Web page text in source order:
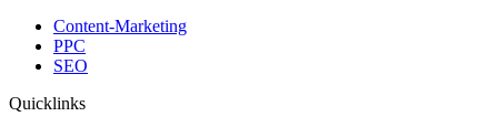
Content-Marketing
PPC
SEO
Quicklinks